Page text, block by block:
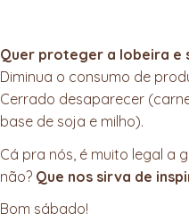
Quer proteger a lobeira e
Diminua o consumo de
Cerrado desaparecer
base de soja e milho).
Cá pra nós, é muito legal a
não? Que nos sirva de
Bom sábado!